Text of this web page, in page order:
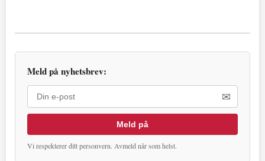
Meld på nyhetsbrev:
✉
Meld på
Vi respekterer ditt personvern. Avmeld når som helst.